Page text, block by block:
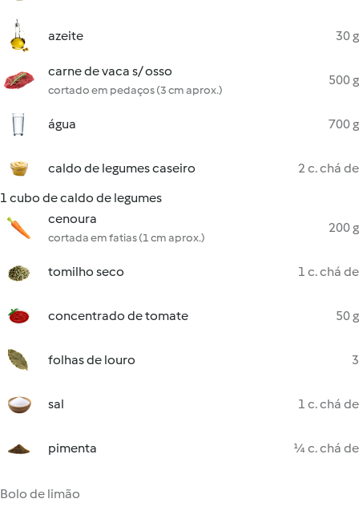
azeite 30 g
carne de vaca s/ osso
cortado em pedaços (3 cm aprox.)
500 g
água 700 g
caldo de legumes caseiro
2 c. chá de
1 cubo de caldo de legumes
cenoura
cortada em fatias (1 cm aprox.)
200 g
tomilho seco 1 c. chá de
concentrado de tomate 50 g
folhas de louro 3
sal 1 c. chá de
pimenta ¼ c. chá de
Bolo de limão